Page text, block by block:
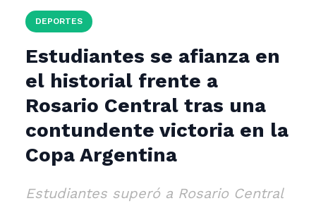
DEPORTES
Estudiantes se afianza en
el historial frente a
Rosario Central tras una
contundente victoria en la
Copa Argentina
Estudiantes superó a Rosario Central